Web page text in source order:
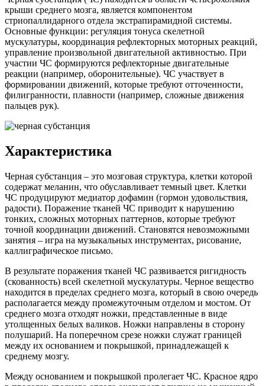
крыши среднего мозга, является компонентом
стриопаллидарного отдела экстрапирамидной системы.
Основные функции: регуляция тонуса скелетной
мускулатуры, координация рефлекторных моторных реакций,
управление произвольной двигательной активностью. При
участии ЧС формируются рефлекторные двигательные
реакции (например, оборонительные). ЧС участвует в
формировании движений, которые требуют отточенности,
филигранности, плавности (например, сложные движения
пальцев рук).
Характеристика
Черная субстанция – это мозговая структура, клетки которой
содержат меланин, что обуславливает темный цвет. Клетки
ЧС продуцируют медиатор дофамин (гормон удовольствия,
радости). Поражение тканей ЧС приводит к нарушению
тонких, сложных моторных паттернов, которые требуют
точной координации движений. Становятся невозможными
занятия – игра на музыкальных инструментах, рисование,
каллиграфическое письмо.
В результате поражения тканей ЧС развивается ригидность
(скованность) всей скелетной мускулатуры. Черное вещество
находится в пределах среднего мозга, который в свою очередь
располагается между промежуточным отделом и мостом. От
среднего мозга отходят ножки, представленные в виде
утолщенных белых валиков. Ножки направлены в сторону
полушарий. На поперечном срезе ножки служат границей
между их основанием и покрышкой, принадлежащей к
среднему мозгу.
Между основанием и покрышкой пролегает ЧС. Красное ядро